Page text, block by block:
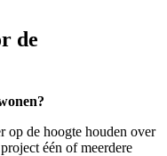
de
op de hoogte houden over
één of meerdere